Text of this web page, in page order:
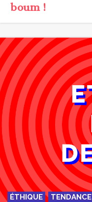
boum !
ÉTHIQUE TENDANCE